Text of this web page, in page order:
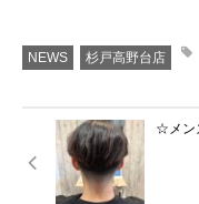
NEWS 杉戸高野台店
☆メン